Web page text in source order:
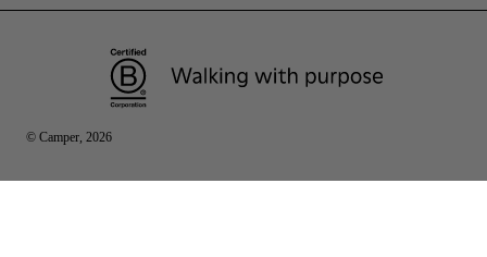
© Camper, 2026